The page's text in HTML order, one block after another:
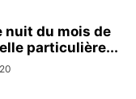
nuit du mois de
particulière...